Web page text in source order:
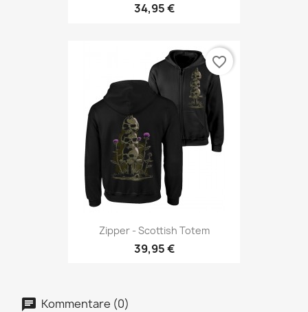
34,95 €
Zipper - Scottish Totem
39,95 €
favorite_border
Kommentare (0)